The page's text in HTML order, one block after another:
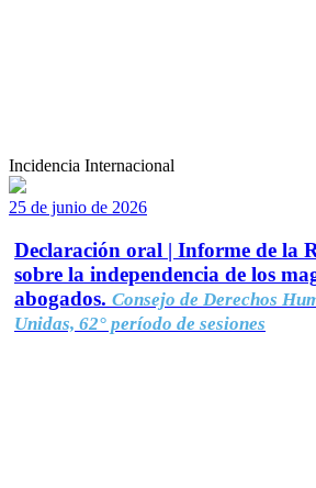
Incidencia Internacional
25 de junio de 2026
Declaración oral | Informe de la
sobre la independencia de los
abogados. Consejo de Derechos
Unidas, 62° período de sesiones